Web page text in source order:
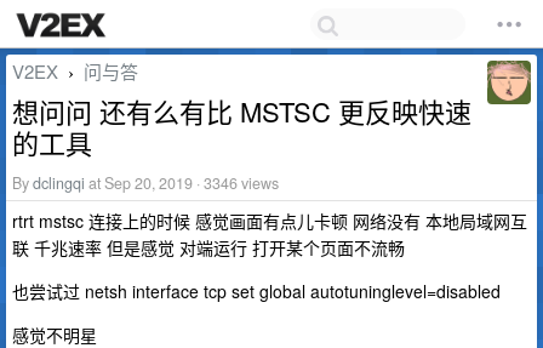
V2EX › 问与答
想问问 还有么有比 MSTSC 更反映快速
的工具
Bydclingqi at Sep 20, 2019 · 3346 views
rtrt mstsc 连接上的时候 感觉画面有点儿卡顿 网络没有 本地局域网互
联 千兆速率 但是感觉 对端运行 打开某个页面不流畅
也尝试过 netsh interface tcp set global autotuninglevel=disabled
感觉不明星